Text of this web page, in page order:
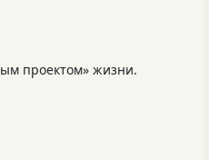
проектом» жизни.